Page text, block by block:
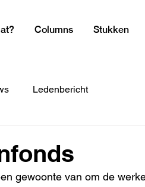
Columns Stukken
Ledenbericht
gewoonte van om de